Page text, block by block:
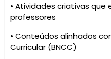
• Atividades criativas que
professores
• Conteúdos alinhados
Curricular (BNCC)